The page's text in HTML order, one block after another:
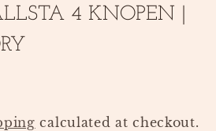
4 KNOPEN |
calculated at checkout.